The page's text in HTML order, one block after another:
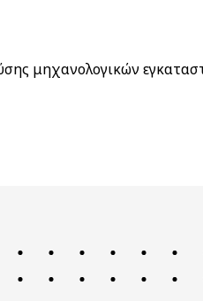
μηχανολογικών